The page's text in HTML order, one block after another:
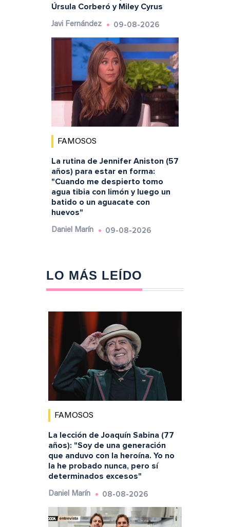
Úrsula Corberó y Miley Cyrus
Javi Fernández 09-08-2026
FAMOSOS
La rutina de Jennifer Aniston (57
años) para estar en forma:
"Cuando me despierto tomo
agua tibia con limón y luego un
batido o un aguacate con
huevos"
Daniel Marín 09-08-2026
LO MÁS LEÍDO
FAMOSOS
La lección de Joaquín Sabina (77
años): "Soy de una generación
que anduvo con la heroína. Yo no
la he probado nunca, pero sí
determinados excesos"
Daniel Marín 08-08-2026